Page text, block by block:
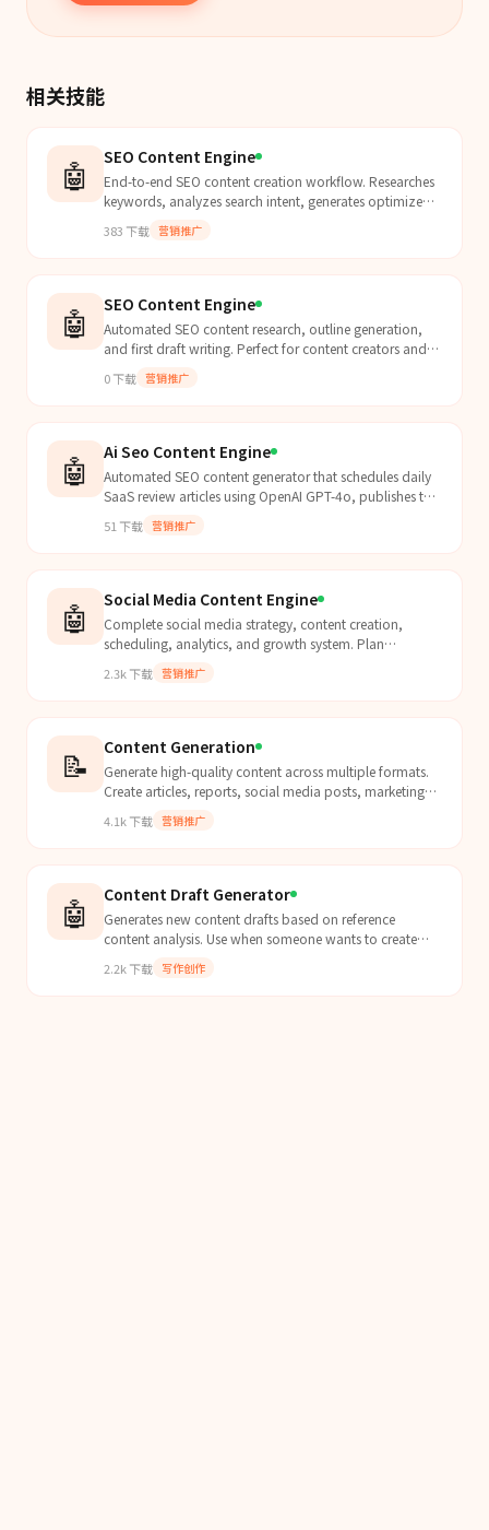
相关技能
🤖 SEO Content Engine
End-to-end SEO content creation workflow. Researches
keywords, analyzes search intent, generates optimized
383 下载 营销推广
🤖 SEO Content Engine
Automated SEO content research, outline generation,
and first draft writing. Perfect for content creators and
0下载 营销推广
🤖 Ai Seo Content Engine
Automated SEO content generator that schedules daily
SaaS review articles using OpenAI GPT-4o, publishes to
51 下载 营销推广
🤖 Social Media Content Engine
Complete social media strategy, content creation,
scheduling, analytics, and growth system. Plan
content calendars, track performance, and grow
audiences systematically.
2.3k下载 营销推广
📝 Content Generation
Generate high-quality content across multiple formats.
Create articles, reports, social media posts, marketing
4.1k下载 营销推广
🤖 Content Draft Generator
Generates new content drafts based on reference
content analysis. Use when someone wants to create
perfo...
2.2k下载 写作创作